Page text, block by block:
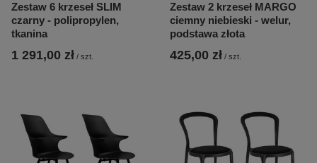
Zestaw 6 krzeseł SLIM
czarny - polipropylen,
tkanina
1 291,00 zł / szt.
Zestaw 2 krzeseł MARGO
ciemny niebieski - welur,
podstawa złota
425,00 zł / szt.